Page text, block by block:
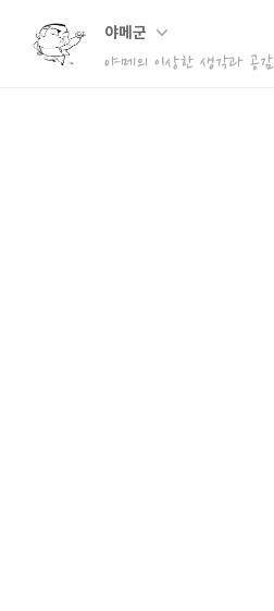
야메군
야메의 이상한 생각과 공감